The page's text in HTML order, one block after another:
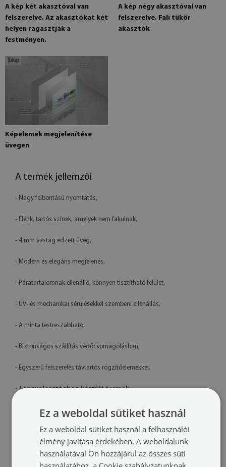
A kép két akasztóval van
felszerelve. Az akasztókat két
helyen ragasztják a
festményen.
A kép négy akasztóval van
felszerelve. Fali tükör
akasztók
Képelemek megjelenítése
üvegen
A termék jellemzői
- Nagy felbontású nyomtatás,
- Élénk, tartós színek, amelyek nem fakulnak,
- 4 mm vastag edzett üveg,
- Modern és elegáns megjelenés,
- Páratartalomnak ellenálló, könnyen tisztítható felület,
- UV- és mechanikai sérülésekkel szembeni ellenállás,
- A minta testreszabható,
- Biztonságos szállítás védőcsomagolásban,
- Egyszerű felszerelés távtartós rögzítőelemekkel,
- Lengyelországban készült termék
Műszaki adatok
Méretek:100x50 cm, 125x50 cm, 120x60 cm, 140x70 cm
4 mm vastag edzett üveg
Ez a weboldal sütiket használ
Ez a weboldal sütiket használ a felhasználói
élmény javítása érdekében. A weboldalunk
használatával Ön hozzájárul az összes süti
használatához, a Cookie szabályzatunknak